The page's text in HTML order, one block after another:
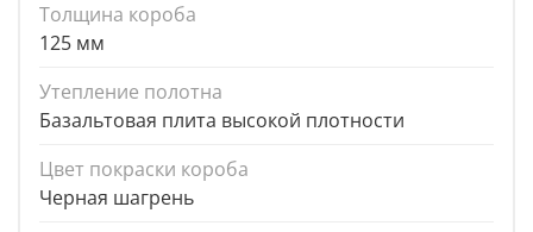
Толщина короба
125 мм
Утепление полотна
Базальтовая плита высокой плотности
Цвет покраски короба
Черная шагрень